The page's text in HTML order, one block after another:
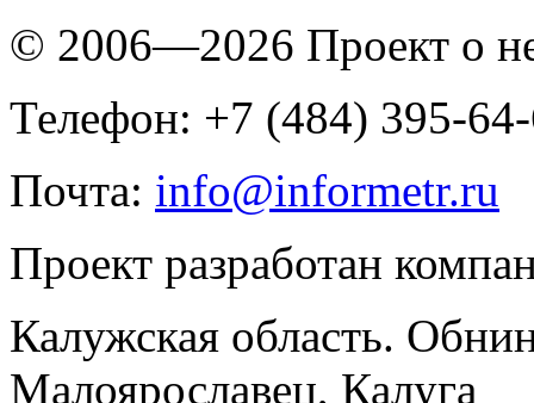
© 2006—2026 Проект о
Телефон: +7 (484) 395-
Почта: info@informetr.ru
Проект разработан
Калужская область.
Малоярославец, Калуга